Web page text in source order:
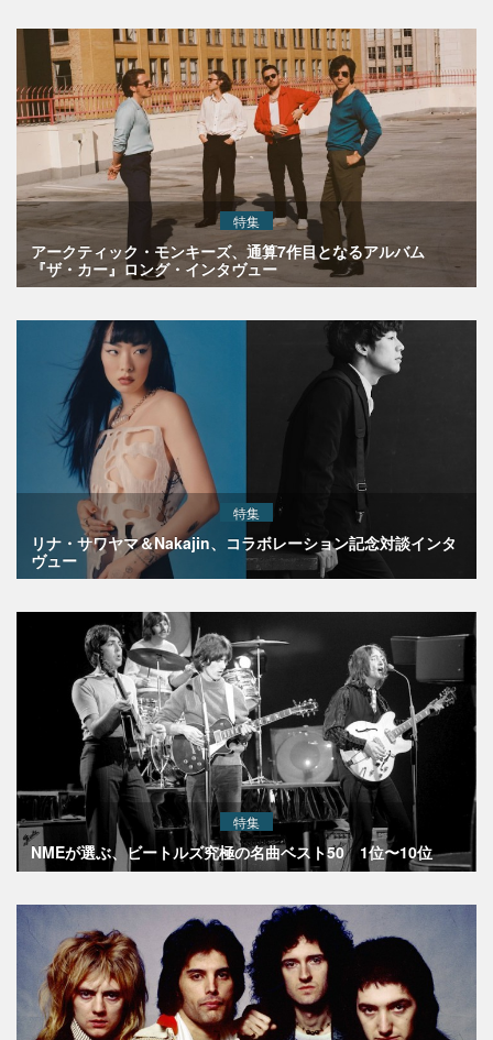
特集
アークティック・モンキーズ、通算7作目となるアルバム
『ザ・カー』ロング・インタヴュー
特集
リナ・サワヤマ＆Nakajin、コラボレーション記念対談インタ
ヴュー
特集
NMEが選ぶ、ビートルズ究極の名曲ベスト50 1位〜10位